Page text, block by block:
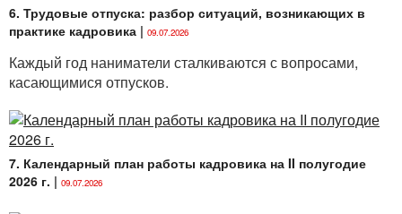
6. Трудовые отпуска: разбор ситуаций, возникающих в
практике кадровика | 09.07.2026
Каждый год наниматели сталкиваются с вопросами,
касающимися отпусков.
7. Календарный план работы кадровика на II полугодие
2026 г. | 09.07.2026